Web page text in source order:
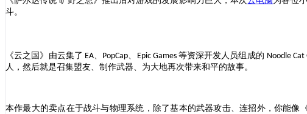
斗。
《云之国 》由云集了 EA PopCap Epic Games 等资深开发人员组成的 Noodle
人，然后就是召集盟友、制作武器、为大地再次带来和平的故事。
本作最大的卖点在于战斗与物理系统，除了基本的武器攻击、连招外，你能像